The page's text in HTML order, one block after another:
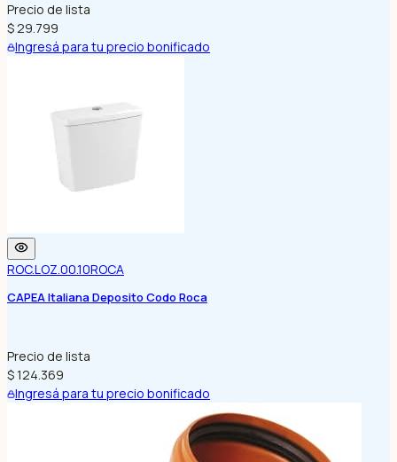
Precio de lista
$ 29.799
Ingresá para tu precio bonificado
ROC.LOZ.00.10ROCA
CAPEA Italiana Deposito Codo Roca
Precio de lista
$ 124.369
Ingresá para tu precio bonificado